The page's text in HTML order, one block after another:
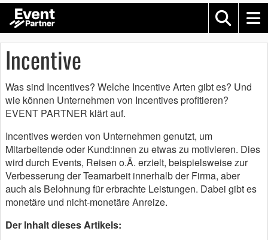
Incentive
Was sind Incentives? Welche Incentive Arten gibt es? Und
wie können Unternehmen von Incentives profitieren?
EVENT PARTNER klärt auf.
Incentives werden von Unternehmen genutzt, um
Mitarbeitende oder Kund:innen zu etwas zu motivieren. Dies
wird durch Events, Reisen o.Ä. erzielt, beispielsweise zur
Verbesserung der Teamarbeit innerhalb der Firma, aber
auch als Belohnung für erbrachte Leistungen. Dabei gibt es
monetäre und nicht-monetäre Anreize.
Der Inhalt dieses Artikels: